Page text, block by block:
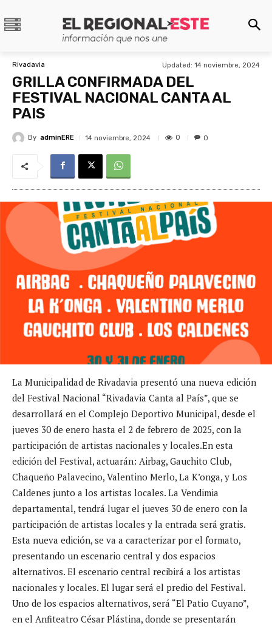
Rivadavia Updated: 14 noviembre, 2024
GRILLA CONFIRMADA DEL
FESTIVAL NACIONAL CANTA AL
PAIS
By adminERE 14 noviembre, 2024 0 0
La Municipalidad de Rivadavia presentó una nueva edición
del Festival Nacional “Rivadavia Canta al País”, que se
desarrollará en el Complejo Deportivo Municipal, desde el
jueves 30 de enero hasta el 2 de febrero de 2025, con la
participación de artistas nacionales y locales.En esta
edición del Festival, actuarán: Airbag, Gauchito Club,
Chaqueño Palavecino, Valentino Merlo, La K’onga, y Los
Caldenes junto a los artistas locales. La Vendimia
departamental, tendrá lugar el jueves 30 de enero con la
participación de artistas locales y la entrada será gratis.
Esta nueva edición, se va a caracterizar por el formato,
presentando un escenario central y dos espacios
alternativos. El escenario central recibirá a los artistas
nacionales y locales. El lugar será el predio del Festival.
Uno de los espacios alternativos, será “El Patio Cuyano”,
en el Anfiteatro César Plástina, donde se presentarán